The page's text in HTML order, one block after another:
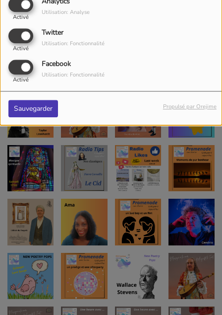
Activé
Utilisation: Analyse
Twitter
Activé
Utilisation: Fonctionnalité
Facebook
Activé
Utilisation: Fonctionnalité
Sauvegarder Propulsé par Orejime